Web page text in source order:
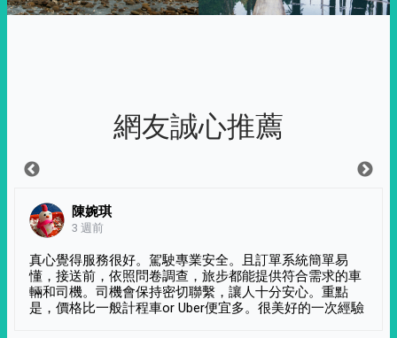
網友誠心推薦
陳婉琪
3 週前
真心覺得服務很好。駕駛專業安全。且訂單系統簡單易
懂，接送前，依照問卷調查，旅步都能提供符合需求的車
輛和司機。司機會保持密切聯繫，讓人十分安心。重點
是，價格比一般計程車or Uber便宜多。很美好的一次經驗